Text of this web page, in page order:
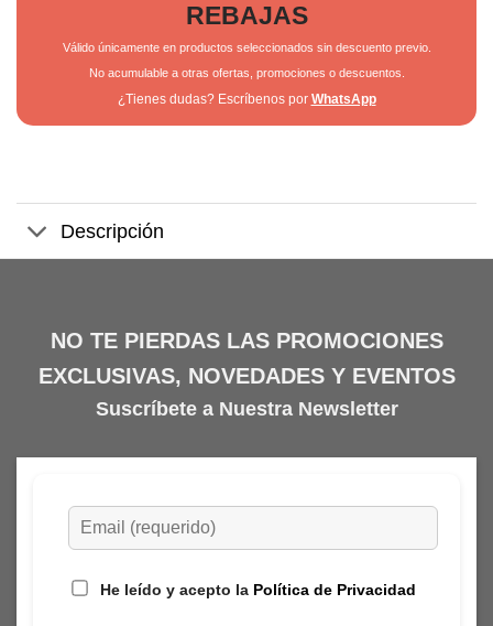
REBAJAS
Válido únicamente en productos seleccionados sin descuento previo.
No acumulable a otras ofertas, promociones o descuentos.
¿Tienes dudas? Escríbenos por WhatsApp
Descripción
NO TE PIERDAS LAS PROMOCIONES
EXCLUSIVAS, NOVEDADES Y EVENTOS
Suscríbete a Nuestra Newsletter
He leído y acepto la Política de Privacidad